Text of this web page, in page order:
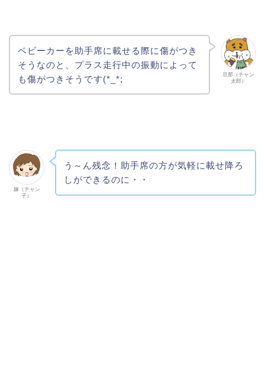
旦那（チャン
太郎）
ベビーカーを助手席に載せる際に傷がつき
そうなのと、プラス走行中の振動によって
も傷がつきそうです(*_*;
嫁（チャン
子）
う～ん残念！助手席の方が気軽に載せ降ろ
しができるのに・・